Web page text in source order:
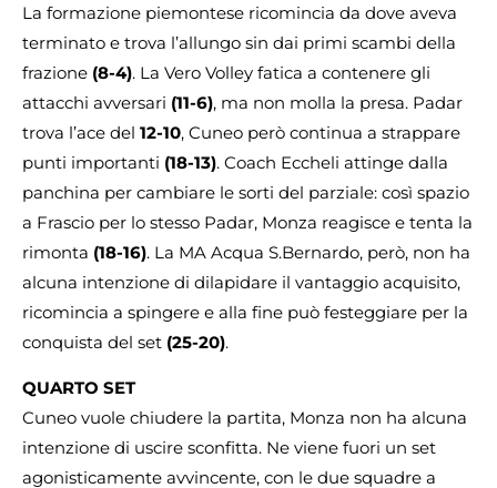
La formazione piemontese ricomincia da dove aveva
terminato e trova l’allungo sin dai primi scambi della
frazione (8-4). La Vero Volley fatica a contenere gli
attacchi avversari (11-6), ma non molla la presa. Padar
trova l’ace del 12-10, Cuneo però continua a strappare
punti importanti (18-13). Coach Eccheli attinge dalla
panchina per cambiare le sorti del parziale: così spazio
a Frascio per lo stesso Padar, Monza reagisce e tenta la
rimonta (18-16). La MA Acqua S.Bernardo, però, non ha
alcuna intenzione di dilapidare il vantaggio acquisito,
ricomincia a spingere e alla fine può festeggiare per la
conquista del set (25-20).
QUARTO SET
Cuneo vuole chiudere la partita, Monza non ha alcuna
intenzione di uscire sconfitta. Ne viene fuori un set
agonisticamente avvincente, con le due squadre a